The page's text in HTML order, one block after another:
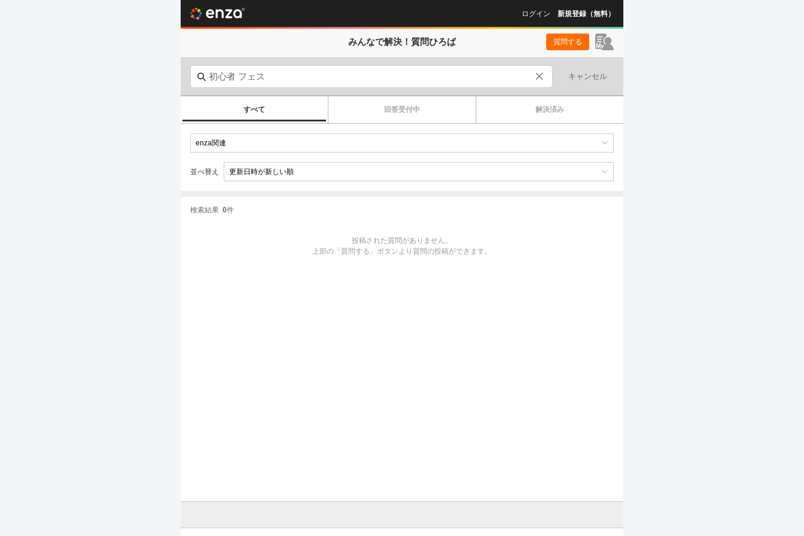
ログイン 新規登録（無料）
みんなで解決！ 質問ひろば 質問する
キャンセル
すべて 回答受付中 解決済み
並べ替え
検索結果 0件
投稿された質問がありません。
上部の「質問する」ボタンより質問の投稿ができます。